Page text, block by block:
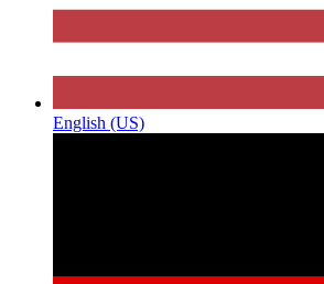
English (US)